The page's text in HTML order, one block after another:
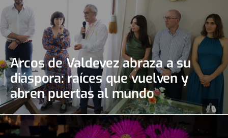
Arcos de Valdevez abraza a su
diáspora: raíces que vuelven y
abren puertas al mundo